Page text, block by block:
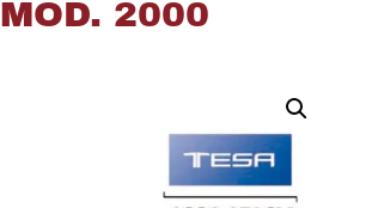
MOD. 2000